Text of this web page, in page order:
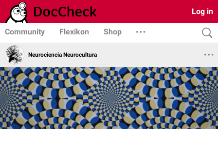
Log in
Community Flexikon Shop
Neurociencia Neurocultura